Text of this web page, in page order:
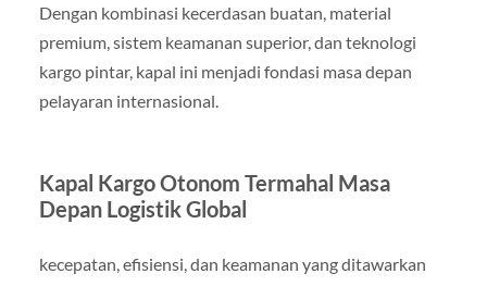
Dengan kombinasi kecerdasan buatan, material
premium, sistem keamanan superior, dan teknologi
kargo pintar, kapal ini menjadi fondasi masa depan
pelayaran internasional.
Kapal Kargo Otonom Termahal Masa
Depan Logistik Global
kecepatan, efisiensi, dan keamanan yang ditawarkan